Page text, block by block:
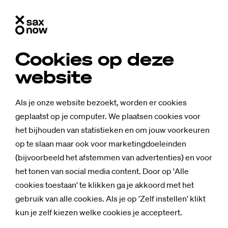
Cookies op deze
website
Als je onze website bezoekt, worden er cookies
geplaatst op je computer. We plaatsen cookies voor
het bijhouden van statistieken en om jouw voorkeuren
op te slaan maar ook voor marketingdoeleinden
(bijvoorbeeld het afstemmen van advertenties) en voor
het tonen van social media content. Door op 'Alle
cookies toestaan' te klikken ga je akkoord met het
gebruik van alle cookies. Als je op 'Zelf instellen' klikt
kun je zelf kiezen welke cookies je accepteert.
Nieuws